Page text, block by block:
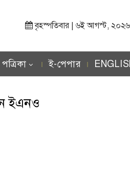
বৃহস্পতিবার | ৬ই আগস্ট, ২০২৬
ই-পেপার
ইএনও